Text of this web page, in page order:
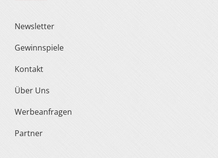
Newsletter
Gewinnspiele
Kontakt
Über Uns
Werbeanfragen
Partner